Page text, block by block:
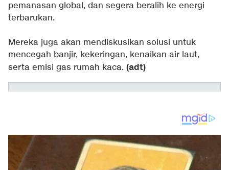
pemanasan global, dan segera beralih ke energi
terbarukan.
Mereka juga akan mendiskusikan solusi untuk
mencegah banjir, kekeringan, kenaikan air laut,
serta emisi gas rumah kaca. (adt)